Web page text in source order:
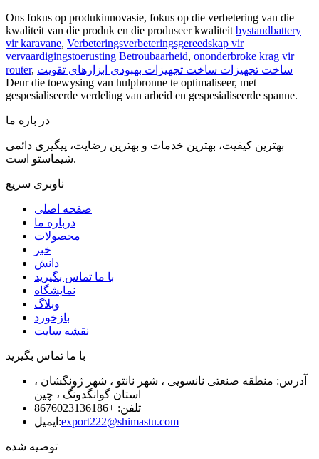
Ons fokus op produkinnovasie, fokus op die verbetering van die
kwaliteit van die produk en die produseer kwaliteit bystandbattery
vir karavane, Verbeteringsverbeteringsgereedskap vir
vervaardigingstoerusting Betroubaarheid, ononderbroke krag vir
router, ساخت تجهیزات ساخت تجهیزات بهبودی ابزارهای تقویت
Deur die toewysing van hulpbronne te optimaliseer, met
gespesialiseerde verdeling van arbeid en gespesialiseerde spanne.
در باره ما
بهترین کیفیت، بهترین خدمات و بهترین رضایت، پیگیری دائمی
شیماستو است.
ناوبری سریع
صفحه اصلی
درباره ما
محصولات
خبر
دانش
با ما تماس بگیرید
نمایشگاه
وبلاگ
بازخورد
نقشه سایت
با ما تماس بگیرید
آدرس: منطقه صنعتی نانسویی ، شهر نانتو ، شهر ژونگشان ،
استان گوانگدونگ ، چین
تلفن: +8676023136186
ایمیل:export222@shimastu.com
توصیه شده